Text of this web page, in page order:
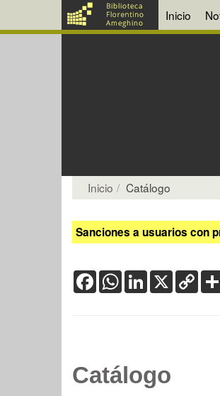
Inicio
Inicio Catálogo
Sanciones a usuarios con
FacebookWhatsApp
LinkedIn
X
Link
Catálogo